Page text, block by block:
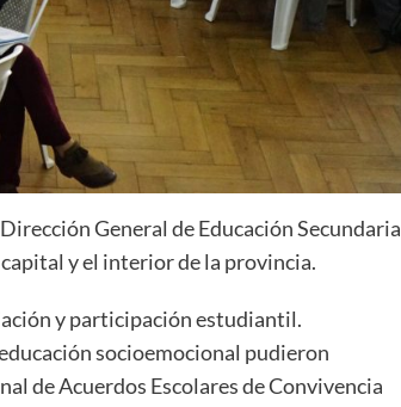
General de Educación Secundaria
y el interior de la provincia.
y participación estudiantil.
socioemocional pudieron
de Acuerdos Escolares de Convivencia